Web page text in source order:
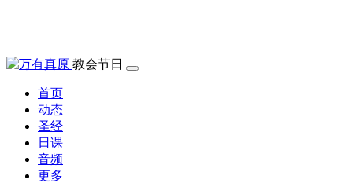
教会节日
首页
动态
圣经
日课
音频
更多